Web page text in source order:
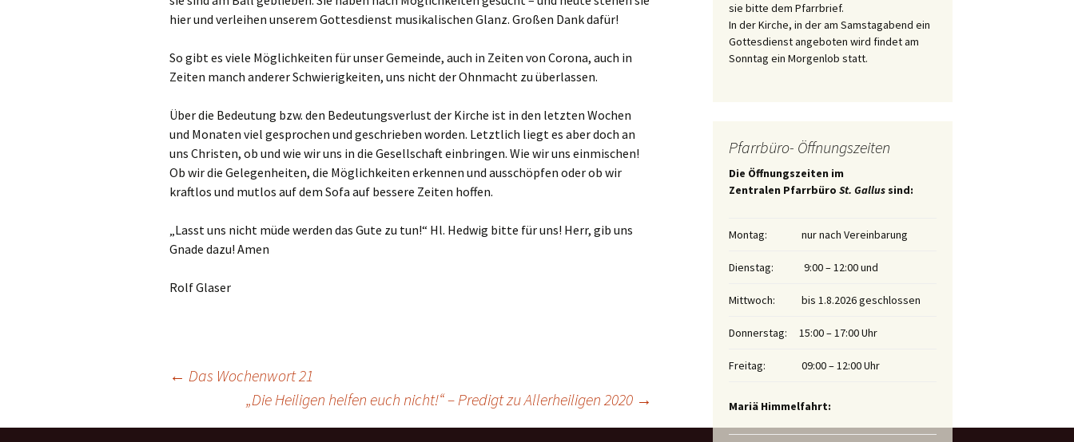
hier und verleihen unserem Gottesdienst musikalischen Glanz. Großen Dank dafür!
So gibt es viele Möglichkeiten für unser Gemeinde, auch in Zeiten von Corona, auch in
Zeiten manch anderer Schwierigkeiten, uns nicht der Ohnmacht zu überlassen.
Über die Bedeutung bzw. den Bedeutungsverlust der Kirche ist in den letzten Wochen
und Monaten viel gesprochen und geschrieben worden. Letztlich liegt es aber doch an
uns Christen, ob und wie wir uns in die Gesellschaft einbringen. Wie wir uns einmischen!
Ob wir die Gelegenheiten, die Möglichkeiten erkennen und ausschöpfen oder ob wir
kraftlos und mutlos auf dem Sofa auf bessere Zeiten hoffen.
„Lasst uns nicht müde werden das Gute zu tun!“ Hl. Hedwig bitte für uns! Herr, gib uns
Gnade dazu! Amen
Rolf Glaser
Beitragsnavigation
← Das Wochenwort 21
„Die Heiligen helfen euch nicht!“ – Predigt zu Allerheiligen 2020 →
sie bitte dem Pfarrbrief.
In der Kirche, in der am Samstagabend ein
Gottesdienst angeboten wird findet am
Sonntag ein Morgenlob statt.
Pfarrbüro- Öffnungszeiten
Die Öffnungszeiten im
Zentralen Pfarrbüro St. Gallus sind:
Montag: nur nach Vereinbarung
Dienstag: 9:00 – 12:00 und
Mittwoch: bis 1.8.2026 geschlossen
Donnerstag: 15:00 – 17:00 Uhr
Freitag: 09:00 – 12:00 Uhr
Mariä Himmelfahrt: